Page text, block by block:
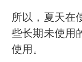
所以，夏天在
些长期未使用
使用。